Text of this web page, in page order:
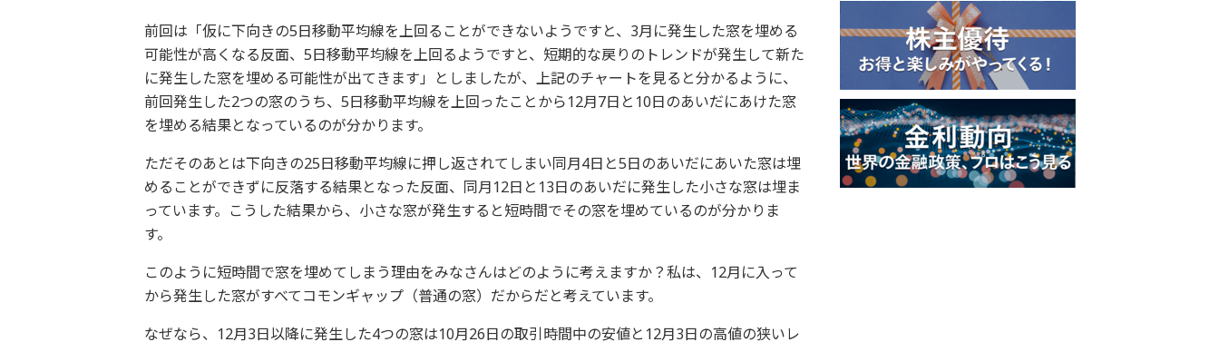
前回は「仮に下向きの5日移動平均線を上回ることができないようですと、3月に発生した窓を埋める
可能性が高くなる反面、5日移動平均線を上回るようですと、短期的な戻りのトレンドが発生して新た
に発生した窓を埋める可能性が出てきます」としましたが、上記のチャートを見ると分かるように、
前回発生した2つの窓のうち、5日移動平均線を上回ったことから12月7日と10日のあいだにあけた窓
を埋める結果となっているのが分かります。
ただそのあとは下向きの25日移動平均線に押し返されてしまい同月4日と5日のあいだにあいた窓は埋
めることができずに反落する結果となった反面、同月12日と13日のあいだに発生した小さな窓は埋ま
っています。こうした結果から、小さな窓が発生すると短時間でその窓を埋めているのが分かりま
す。
このように短時間で窓を埋めてしまう理由をみなさんはどのように考えますか？私は、12月に入って
から発生した窓がすべてコモンギャップ（普通の窓）だからだと考えています。
なぜなら、12月3日以降に発生した4つの窓は10月26日の取引時間中の安値と12月3日の高値の狭いレ